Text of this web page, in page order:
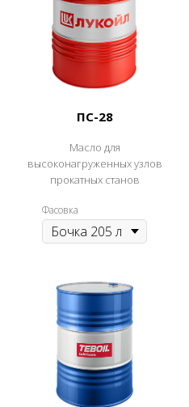
ПС-28
Масло для
высоконагруженных узлов
прокатных станов
Фасовка